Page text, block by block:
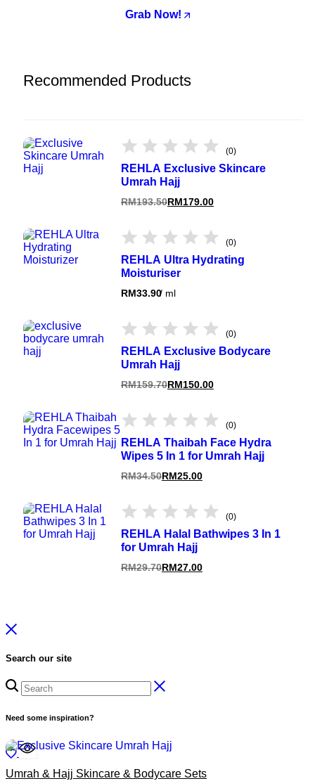
Grab Now!
Recommended Products
(0)
REHLA Exclusive Skincare
Umrah Hajj
RM193.50RM179.00
(0)
REHLA Ultra Hydrating
Moisturiser
RM33.90/ml
(0)
REHLA Exclusive Bodycare
Umrah Hajj
RM159.70RM150.00
(0)
REHLA Thaibah Face Hydra
Wipes 5 In 1 for Umrah Hajj
RM34.50RM25.00
(0)
REHLA Halal Bathwipes 3 In 1
for Umrah Hajj
RM29.70RM27.00
Search our site
Need some inspiration?
Umrah & Hajj Skincare & Bodycare Sets